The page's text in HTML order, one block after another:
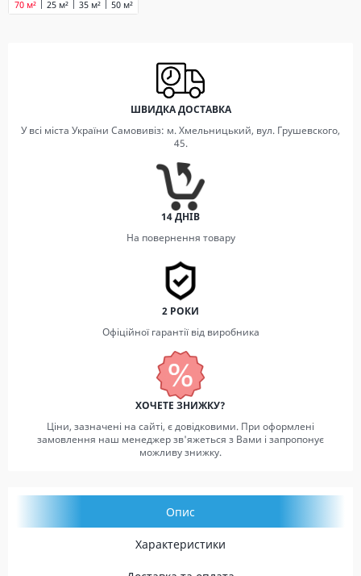
25 м² 35 м²
70 м² 50 м²
ШВИДКА ДОСТАВКА
У всі міста України Самовивіз: м. Хмельницький, вул. Грушевского,
45.
14 ДНІВ
На повернення товару
2 РОКИ
Офіційної гарантії від виробника
ХОЧЕТЕ ЗНИЖКУ?
Ціни, зазначені на сайті, є довідковими. При оформлені
замовлення наш менеджер зв'яжеться з Вами і запропонує
можливу знижку.
Опис
Характеристики